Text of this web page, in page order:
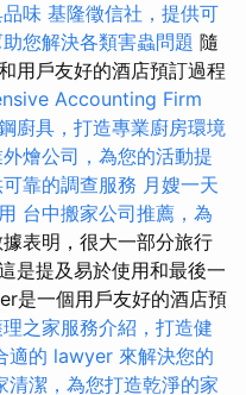
味 基隆徵信社，提供可
您解決各類害蟲問題 隨
用戶友好的酒店預訂過程
Accounting Firm
廚具，打造專業廚房環境
燴公司，為您的活動提
靠的調查服務 月嫂一天
台中搬家公司推薦，為
表明，很大一部分旅行
是提及易於使用和最後一
是一個用戶友好的酒店預
之家服務介紹，打造健
適的 lawyer 來解決您的
清潔，為您打造乾淨的家